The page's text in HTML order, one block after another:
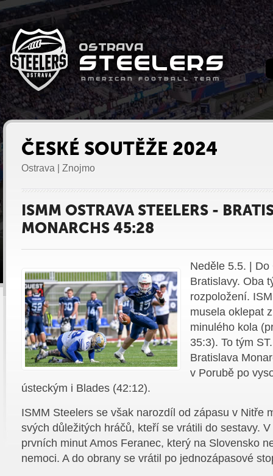
ČESKÉ SOUTĚŽE 2024
Ostrava | Znojmo
ISMM OSTRAVA STEELERS -
MONARCHS 45:28
Neděle 5.5. |
Bratislavy. Oba
rozpoložení.
musela oklepat
minulého kola
35:3). To tým
Bratislava
v Porubě po
ústeckým i Blades (42:12).
ISMM Steelers se však narozdíl od zápasu v Nitře
svých důležitých hráčů, kteří se vrátili do sestavy.
prvních minut Amos Feranec, který na Slovensko
nemoci. A do obrany se vrátil po jednozápasové